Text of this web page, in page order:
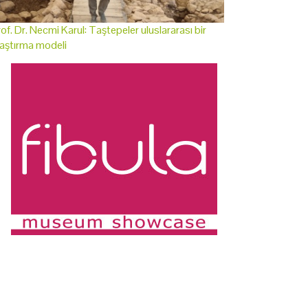
Dr. Necmi Karul: Taştepeler uluslararası bir
modeli